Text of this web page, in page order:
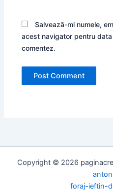
Salvează-mi numele,
acest navigator pentru
comentez.
Copyright © 2026
foraj-ieftin-